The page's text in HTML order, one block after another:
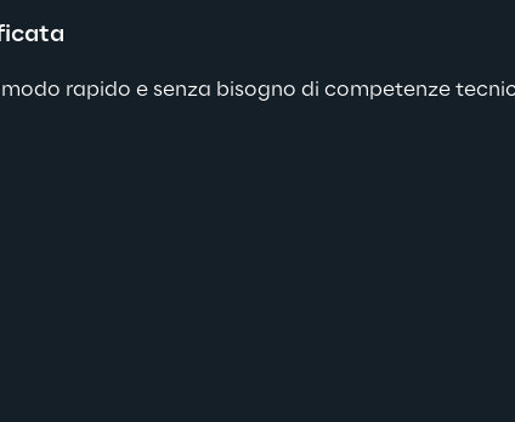
rapido e senza bisogno di competenze